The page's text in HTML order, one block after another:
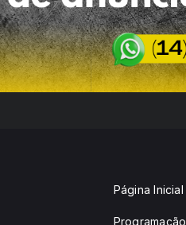
Página Inicial
Programação